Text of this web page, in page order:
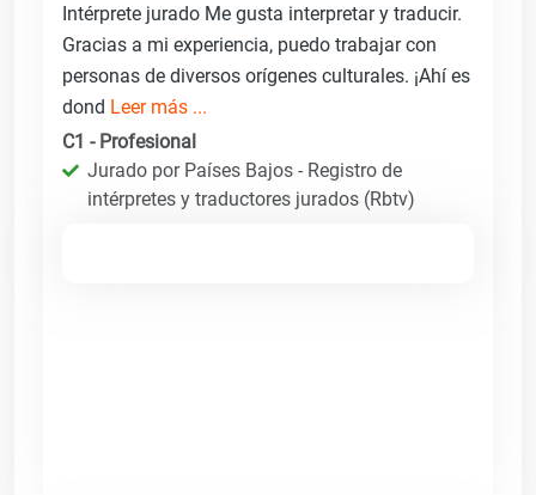
Intérprete jurado Me gusta interpretar y traducir.
Gracias a mi experiencia, puedo trabajar con
personas de diversos orígenes culturales. ¡Ahí es
dond Leer más ...
C1 - Profesional
Jurado por Países Bajos - Registro de
intérpretes y traductores jurados (Rbtv)